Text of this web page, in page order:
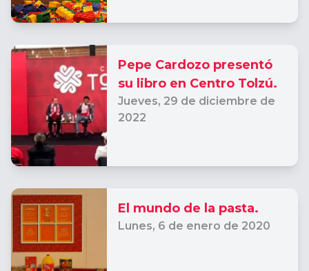
Pepe Cardozo presentó
su libro en Centro Tolzú.
Jueves, 29 de diciembre de
2022
El mundo de la pasta.
Lunes, 6 de enero de 2020